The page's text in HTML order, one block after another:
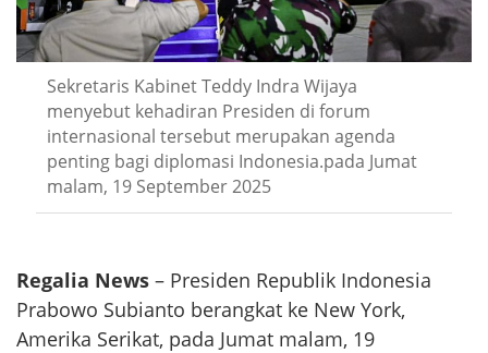
Sekretaris Kabinet Teddy Indra Wijaya
menyebut kehadiran Presiden di forum
internasional tersebut merupakan agenda
penting bagi diplomasi Indonesia.pada Jumat
malam, 19 September 2025
Regalia News – Presiden Republik Indonesia
Prabowo Subianto berangkat ke New York,
Amerika Serikat, pada Jumat malam, 19